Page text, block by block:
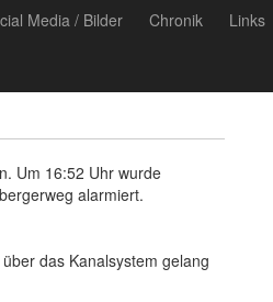
Media / Bilder Chronik Links
Um 16:52 Uhr wurde
alarmiert.
das Kanalsystem gelang